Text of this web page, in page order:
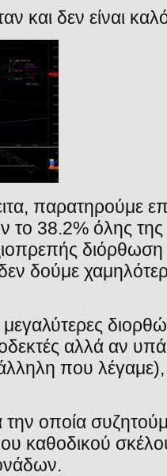
και δεν είναι
παρατηρούμε
38.2% όλης της
διόρθωση
δούμε
μεγαλύτερες
αλλά αν
που λέγαμε),
οποία
καθοδικού